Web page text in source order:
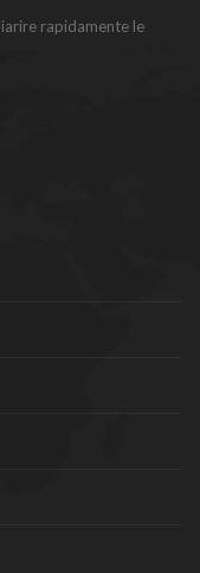
rapidamente le